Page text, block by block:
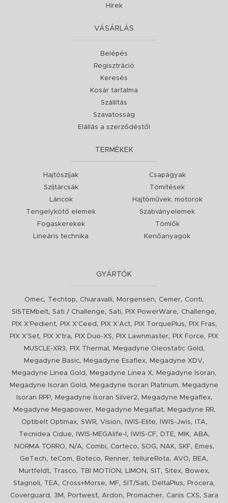
Hírek
VÁSÁRLÁS
Belépés
Regisztráció
Keresés
Kosár tartalma
Szállítás
Szavatosság
Elállás a szerződéstől
TERMÉKEK
Hajtószíjak
Szíjtárcsák
Láncok
Tengelykötő elemek
Fogaskerekek
Lineáris technika
Csapágyak
Tömítések
Hajtóművek, motorok
Szabványelemek
Tömlők
Kenőanyagok
GYÁRTÓK
Omec, Techtop, Chiaravalli, Morgensen, Cemer, Conti,
SISTEMbelt, Sati / Challenge, Sati, PIX PowerWare, Challenge,
PIX X'Pedient, PIX X'Ceed , PIX X'Act, PIX TorquePlus, PIX Fras,
PIX X'Set, PIX X'tra, PIX Duo-XS, PIX Lawnmaster, PIX Force,
PIX
MUSCLE-XR3, PIX Thermal , Megadyne Oleostatic Gold ,
Megadyne Basic, Megadyne Esaflex, Megadyne XDV,
Megadyne Linea Gold , Megadyne Linea X, Megadyne Isoran,
Megadyne Isoran Gold , Megadyne Isoran Platinum,
Megadyne
Isoran RPP, Megadyne Isoran Silver2, Megadyne Megaflex,
Megadyne Megapower, Megadyne Megaflat, Megadyne RR,
Optibelt Optimax, SWR, Vision, IWIS-Elite, IWIS-Jwis, ITA,
Tecnidea Cidue, IWIS-MEGAlife-I , IWIS-CF, DTE, MIK, ABA,
NORMA TORRO, N/A, Combi, Corteco, SOG, NAK, SKF, Emes,
GeTech, teCom, Boteco, Renner, tellureRota, AVO, BEA,
Murtfeldt, Trasco, TBI MOTION , LIMON , SIT, Sitex, Bowex,
Stagnoli, TEA, Cross+Morse, MF, SIT/Sati, DeltaPlus, Procera,
Coverguard , 3M , Portwest, Ardon, Promacher, Canis CXS, Sara